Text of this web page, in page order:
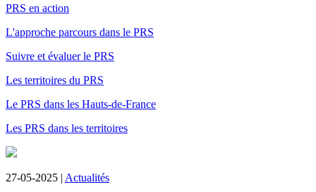
PRS en action
L'approche parcours dans le PRS
Suivre et évaluer le PRS
Les territoires du PRS
Le PRS dans les Hauts-de-France
Les PRS dans les territoires
27-05-2025 | Actualités